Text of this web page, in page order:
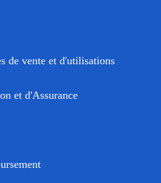
de vente et d'utilisations
et d'Assurance